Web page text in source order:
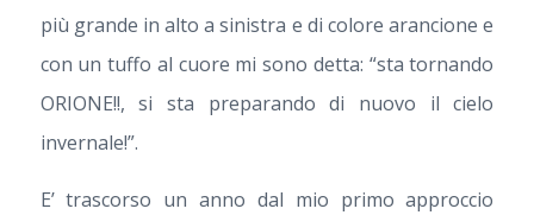
più grande in alto a sinistra e di colore arancione e
con un tuffo al cuore mi sono detta: “sta tornando
ORIONE!!, si sta preparando di nuovo il cielo
invernale!”.
E’ trascorso un anno dal mio primo approccio